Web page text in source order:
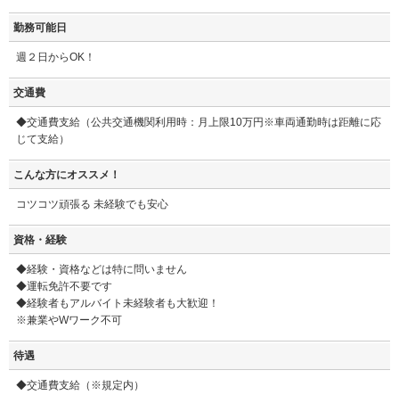
勤務可能日
週２日からOK！
交通費
◆交通費支給（公共交通機関利用時：月上限10万円※車両通勤時は距離に応
じて支給）
こんな方にオススメ！
コツコツ頑張る 未経験でも安心
資格・経験
◆経験・資格などは特に問いません
◆運転免許不要です
◆経験者もアルバイト未経験者も大歓迎！
※兼業やWワーク不可
待遇
◆交通費支給（※規定内）